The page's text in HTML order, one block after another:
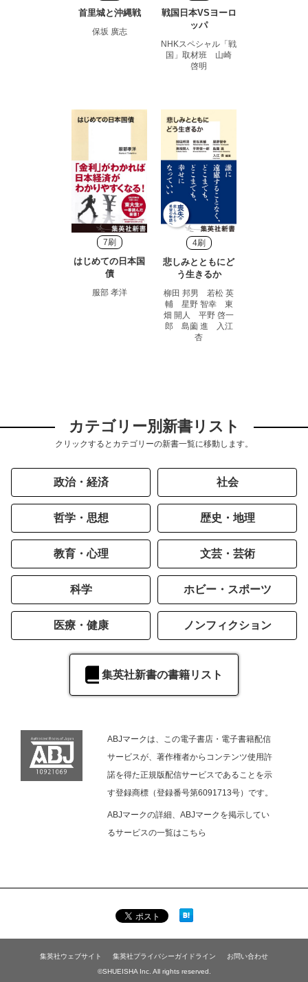
首里城と沖縄戦
保坂 廣志
戦国日本VSヨーロ
ッパ
NHKスペシャル「戦
国」取材班 山崎
啓明
7刷
はじめての日本国
債
服部 孝洋
4刷
悲しみとともにど
う生きるか
柳田 邦男 若松 英
輔 星野 智幸 東
畑 開人 平野 啓一
郎 島薗 進 入江
杏
カテゴリー別新書リスト
クリックするとカテゴリーの新書一覧に移動します。
政治・経済 社会
哲学・思想 歴史・地理
教育・心理 文芸・芸術
科学 ホビー・スポーツ
医療・健康 ノンフィクション
集英社新書の書籍リスト
ABJマークは、この電子書店・電子書籍配信
サービスが、著作権者からコンテンツ使用許
諾を得た正規版配信サービスであることを示
す登録商標（登録番号第6091713号）です。
ABJマークの詳細、ABJマークを掲示してい
るサービスの一覧はこちら
集英社ウェブサイト 集英社プライバシーガイドライン
お問い合わせ
©SHUEISHA Inc. All rights reserved.